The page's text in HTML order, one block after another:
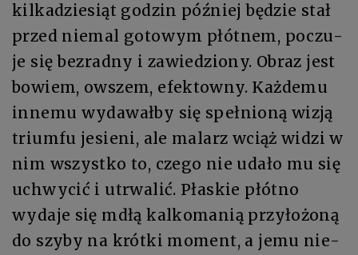
kil­ka­dzie­siąt go­dzin póź­niej bę­dzie stał
przed nie­mal go­to­wym płót­nem, po­czu­
je się bez­rad­ny i za­wie­dzio­ny. Ob­raz jest
bo­wiem, ow­szem, efek­tow­ny. Każ­de­mu
in­ne­mu wydawał­by się speł­nio­ną wi­zją
trium­fu je­sie­ni, ale ma­larz wciąż wi­dzi w
nim wszyst­ko to, cze­go nie uda­ło mu się
uchwy­cić i utrwa­lić. Pła­skie płót­no
wyda­je się mdłą kal­ko­ma­nią przy­ło­żo­ną
do szy­by na krót­ki mo­ment, a je­mu nie­